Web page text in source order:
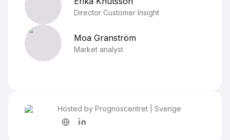
Director Customer Insight
Moa Granström
Market analyst
Hosted by Prognoscentret | Sverige